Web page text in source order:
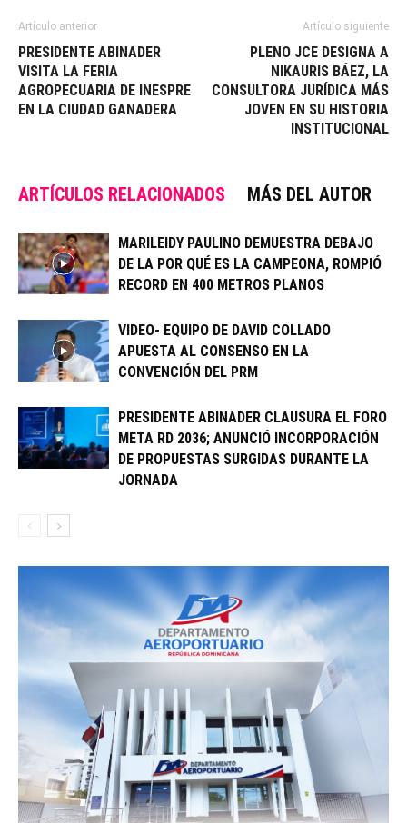
Artículo anterior
PRESIDENTE ABINADER
VISITA LA FERIA
AGROPECUARIA DE INESPRE
EN LA CIUDAD GANADERA
Artículo siguiente
PLENO JCE DESIGNA A
NIKAURIS BÁEZ, LA
CONSULTORA JURÍDICA MÁS
JOVEN EN SU HISTORIA
INSTITUCIONAL
ARTÍCULOS RELACIONADOS MÁS DEL AUTOR
MARILEIDY PAULINO DEMUESTRA DEBAJO
DE LA POR QUÉ ES LA CAMPEONA, ROMPIÓ
RECORD EN 400 METROS PLANOS
VIDEO- EQUIPO DE DAVID COLLADO
APUESTA AL CONSENSO EN LA
CONVENCIÓN DEL PRM
PRESIDENTE ABINADER CLAUSURA EL FORO
META RD 2036; ANUNCIÓ INCORPORACIÓN
DE PROPUESTAS SURGIDAS DURANTE LA
JORNADA